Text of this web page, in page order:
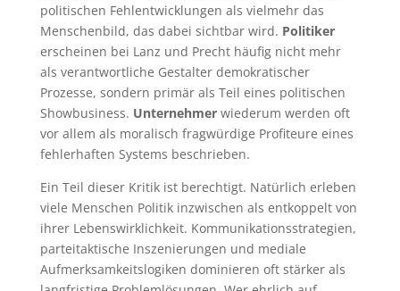
politischen Fehlentwicklungen als vielmehr das
Menschenbild, das dabei sichtbar wird. Politiker
erscheinen bei Lanz und Precht häufig nicht mehr
als verantwortliche Gestalter demokratischer
Prozesse, sondern primär als Teil eines politischen
Showbusiness. Unternehmerwiederum werden oft
vor allem als moralisch fragwürdige Profiteure eines
fehlerhaften Systems beschrieben.
Ein Teil dieser Kritik ist berechtigt. Natürlich erleben
viele Menschen Politik inzwischen als entkoppelt von
ihrer Lebenswirklichkeit. Kommunikationsstrategien,
parteitaktische Inszenierungen und mediale
Aufmerksamkeitslogiken dominieren oft stärker als